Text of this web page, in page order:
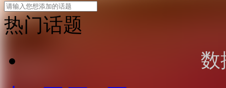
热门话题
数